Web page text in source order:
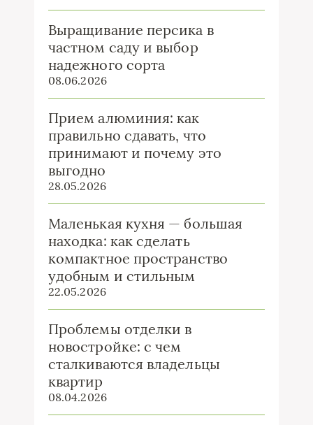
Выращивание персика в
частном саду и выбор
надежного сорта
08.06.2026
Прием алюминия: как
правильно сдавать, что
принимают и почему это
выгодно
28.05.2026
Маленькая кухня — большая
находка: как сделать
компактное пространство
удобным и стильным
22.05.2026
Проблемы отделки в
новостройке: с чем
сталкиваются владельцы
квартир
08.04.2026